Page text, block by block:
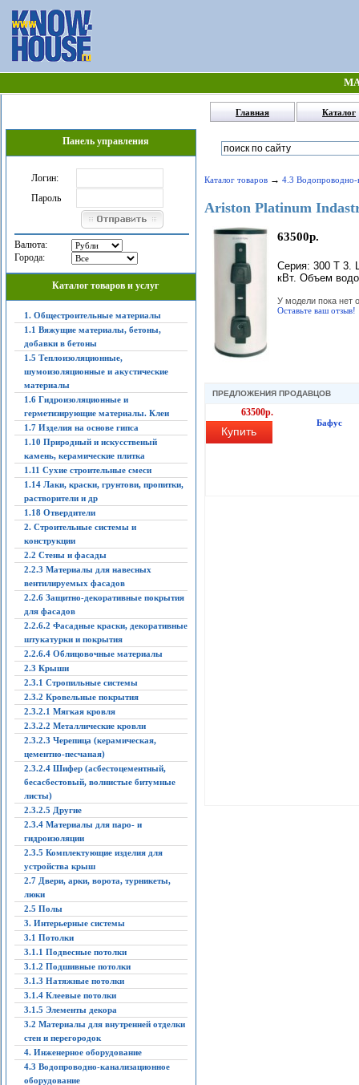
Главная Каталог
Панель управления
Логин:
Пароль
Валюта:
Города:
Каталог товаров и услуг
1. Общестроительные материалы
1.1 Вяжущие материалы, бетоны,
добавки в бетоны
1.5 Теплоизоляционные,
шумоизоляционные и акустические
материалы
1.6 Гидроизоляционные и
герметизирующие материалы. Клеи
1.7 Изделия на основе гипса
1.10 Природный и искусственый
камень, керамические плитка
1.11 Сухие строительные смеси
1.14 Лаки, краски, грунтови, пропитки,
растворители и др
1.18 Отвердители
2. Строительные системы и
конструкции
2.2 Стены и фасады
2.2.3 Материалы для навесных
вентилируемых фасадов
2.2.6 Защитно-декоративные покрытия
для фасадов
2.2.6.2 Фасадные краски, декоративные
штукатурки и покрытия
2.2.6.4 Облицовочные материалы
2.3 Крыши
2.3.1 Стропильные системы
2.3.2 Кровельные покрытия
2.3.2.1 Мягкая кровля
2.3.2.2 Металлические кровли
2.3.2.3 Черепица (керамическая,
цементно-песчаная)
2.3.2.4 Шифер (асбестоцементный,
бесасбестовый, волнистые битумные
листы)
2.3.2.5 Другие
2.3.4 Материалы для паро- и
гидроизоляции
2.3.5 Комплектующие изделия для
устройства крыш
2.7 Двери, арки, ворота, турникеты,
люки
2.5 Полы
3. Интерьерные системы
3.1 Потолки
3.1.1 Подвесные потолки
3.1.2 Подшивные потолки
3.1.3 Натяжные потолки
3.1.4 Клеевые потолки
3.1.5 Элементы декора
3.2 Материалы для внутренней отделки
стен и перегородок
4. Инженерное оборудование
4.3 Водопроводно-канализационное
оборудование
Каталог товаров→ 4.3 Водопроводно-
Ariston Platinum
63500р.
Серия: 300 T 3.
кВт. Объем
У модели пока нет
Оставьте ваш отзыв!
ПРЕДЛОЖЕНИЯ ПРОДАВЦОВ
63500р.
Купить
Бафус